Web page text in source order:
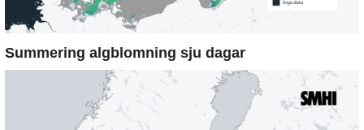
Summering algblomning sju dagar